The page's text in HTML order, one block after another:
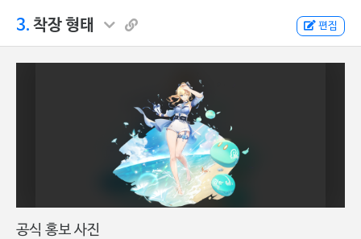
3. 착장 형태 편집
공식 홍보 사진